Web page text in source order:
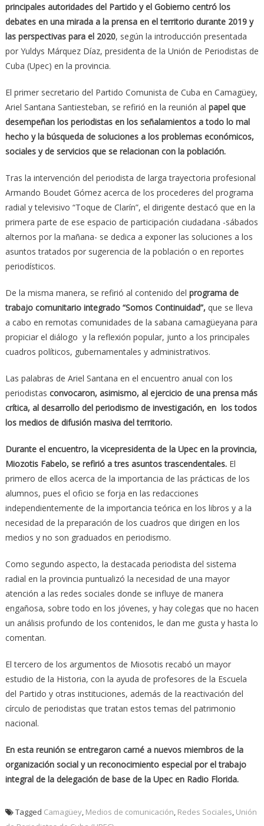
principales autoridades del Partido y el Gobierno centró los
debates en una mirada a la prensa en el territorio durante 2019 y
las perspectivas para el 2020, según la introducción presentada
por Yuldys Márquez Díaz, presidenta de la Unión de Periodistas de
Cuba (Upec) en la provincia.
El primer secretario del Partido Comunista de Cuba en Camagüey,
Ariel Santana Santiesteban, se refirió en la reunión al papel que
desempeñan los periodistas en los señalamientos a todo lo mal
hecho y la búsqueda de soluciones a los problemas económicos,
sociales y de servicios que se relacionan con la población.
Tras la intervención del periodista de larga trayectoria profesional
Armando Boudet Gómez acerca de los procederes del programa
radial y televisivo “Toque de Clarín”, el dirigente destacó que en la
primera parte de ese espacio de participación ciudadana -sábados
alternos por la mañana- se dedica a exponer las soluciones a los
asuntos tratados por sugerencia de la población o en reportes
periodísticos.
De la misma manera, se refirió al contenido del programa de
trabajo comunitario integrado “Somos Continuidad”, que se lleva
a cabo en remotas comunidades de la sabana camagüeyana para
propiciar el diálogo y la reflexión popular, junto a los principales
cuadros políticos, gubernamentales y administrativos.
Las palabras de Ariel Santana en el encuentro anual con los
periodistas convocaron, asimismo, al ejercicio de una prensa más
crítica, al desarrollo del periodismo de investigación, en los todos
los medios de difusión masiva del territorio.
Durante el encuentro, la vicepresidenta de la Upec en la provincia,
Miozotis Fabelo, se refirió a tres asuntos trascendentales.El
primero de ellos acerca de la importancia de las prácticas de los
alumnos, pues el oficio se forja en las redacciones
independientemente de la importancia teórica en los libros y a la
necesidad de la preparación de los cuadros que dirigen en los
medios y no son graduados en periodismo.
Como segundo aspecto, la destacada periodista del sistema
radial en la provincia puntualizó la necesidad de una mayor
atención a las redes sociales donde se influye de manera
engañosa, sobre todo en los jóvenes, y hay colegas que no hacen
un análisis profundo de los contenidos, le dan me gusta y hasta lo
comentan.
El tercero de los argumentos de Miosotis recabó un mayor
estudio de la Historia, con la ayuda de profesores de la Escuela
del Partido y otras instituciones, además de la reactivación del
círculo de periodistas que tratan estos temas del patrimonio
nacional.
En esta reunión se entregaron carné a nuevos miembros de la
organización social y un reconocimiento especial por el trabajo
integral de la delegación de base de la Upec en Radio Florida.
Tagged Camagüey, Medios de comunicación Redes Sociales Unión